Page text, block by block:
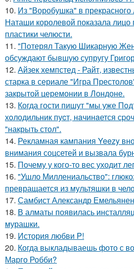
10. Из "Воробушка" в прекрасного
Наташи королевой показала
пластики челюсти.
11. "Потерял Такую Шикарную
обсуждают бывшую супругу
12. Айзек хемпстед - Райт,
старка в сериале "Игра
закрытой церемонии в Лондоне.
13. Когда гости пишут "мы уже
хoлодильник пуcт, нaчинaется
"накрыть стол".
14. Рекламная кампания Yeezy
внимания соцсетей и вызвала
15. Почему у кого-то вес уходит
16. "Ушло Миллениальство":
превращается из мультяшки в
17. Самбист Александр
18. В алматы появилась
мурашки.
19. История любви P!
20. Когда выкладываешь фото с
Марго Робби?